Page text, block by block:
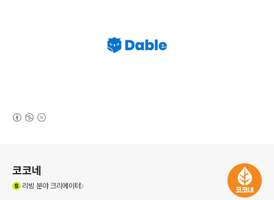
코코네
리빙 분야 크리에이터